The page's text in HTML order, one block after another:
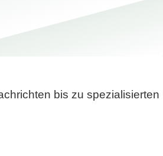
bis zu spezialisierten